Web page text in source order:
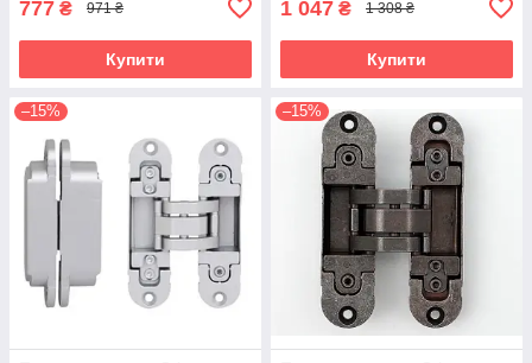
777 ₴ 971 ₴
Купити
1 047 ₴ 1 308 ₴
Купити
–15% –15%